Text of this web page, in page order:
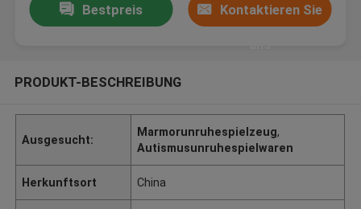
Bestpreis Kontaktieren Sie
PRODUKT-BESCHREIBUNG
Ausgesucht:
Marmorunruhespielzeug,
Autismusunruhespielwaren
Herkunftsort China